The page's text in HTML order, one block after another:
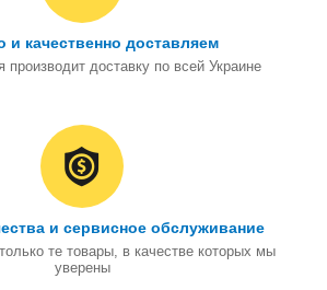
и качественно доставляем
производит доставку по всей Украине
и сервисное обслуживание
те товары, в качестве которых мы
уверены